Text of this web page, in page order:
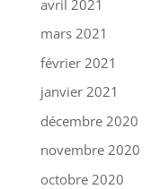
avril 2021
mars 2021
février 2021
janvier 2021
décembre 2020
novembre 2020
octobre 2020